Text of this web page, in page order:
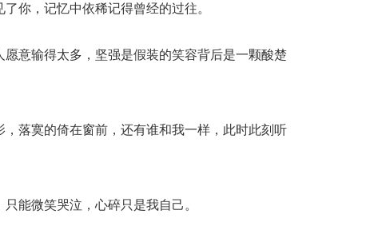
你，记忆中依稀记得曾经的过往。
意输得太多，坚强是假装的笑容背后是一颗酸楚
落寞的倚在窗前，还有谁和我一样，此时此刻听
能微笑哭泣，心碎只是我自己。